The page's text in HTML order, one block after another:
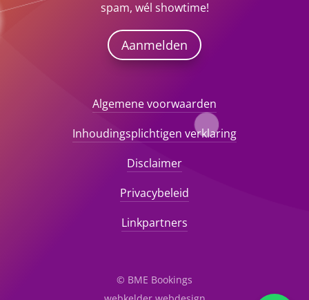
spam, wél showtime!
Aanmelden
Algemene voorwaarden
Inhoudingsplichtigen verklaring
Disclaimer
Privacybeleid
Linkpartners
© BME Bookings